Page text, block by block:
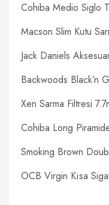
Cohiba Medio Siglo
Macson Slim Kutu
Jack Daniels
Backwoods Black’n
Xen Sarma Filtresi
Cohiba Long
Smoking Brown
OCB Virgin Kısa